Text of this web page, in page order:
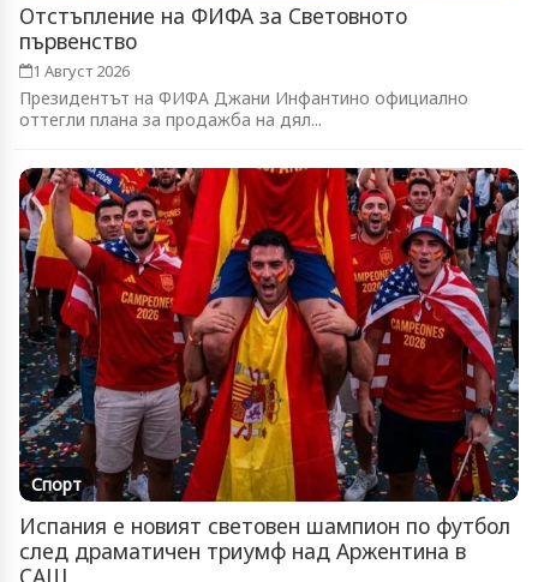
Отстъпление на ФИФА за Световното
първенство
1 Август 2026
Президентът на ФИФА Джани Инфантино официално
оттегли плана за продажба на дял...
Спорт
Испания е новият световен шампион по футбол
след драматичен триумф над Аржентина в
САЩ